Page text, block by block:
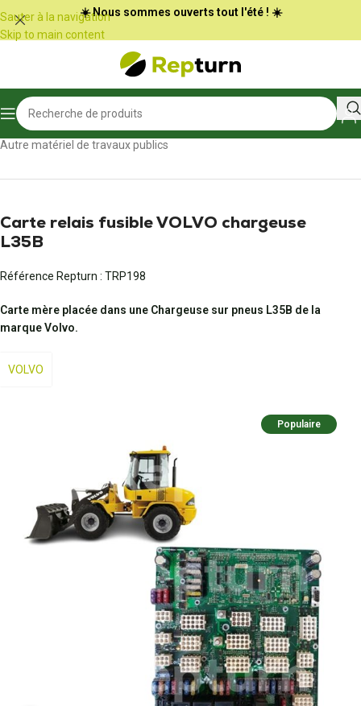
Panneau de gestion des cookies
Sauter à la navigation
Skip to main content
☀️ Nous sommes ouverts tout l'été ! ☀️
Accueil
Autre matériel de travaux publics
Carte relais fusible VOLVO chargeuse
L35B
Référence Repturn : TRP198
Carte mère placée dans une Chargeuse sur pneus L35B de la
marque Volvo.
VOLVO
Populaire